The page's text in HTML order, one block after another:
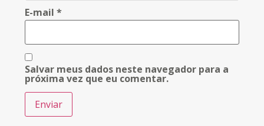
E-mail*
Salvar meus dados neste navegador para a
próxima vez que eu comentar.